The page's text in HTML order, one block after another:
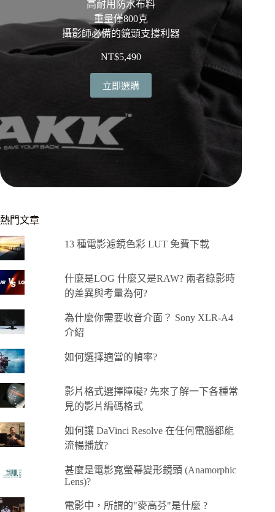
高耐用防水布料
重量僅800克
攝影師必備的鏡頭支撐利器
NT$5,490
立即選購
熱門文章
13 種電影濾鏡色彩 LUT 免費下載
什麼是LOG 什麼又是RAW? 兩者錄影時
的差異與考量為何?
為什麼你需要收音介面？ Sony XLR-A4
介紹
如何選擇適當的幀率?
影片格式選擇障礙? 先來了解一下各種常
見的影片編碼格式
如何讓 DaVinci Resolve 在任何電腦都能
流暢播放?
甚麼是電影寬螢幕變形鏡頭 (Anamorphic
Lens)?
電影中，所謂的"麥高芬"是什麼 ?